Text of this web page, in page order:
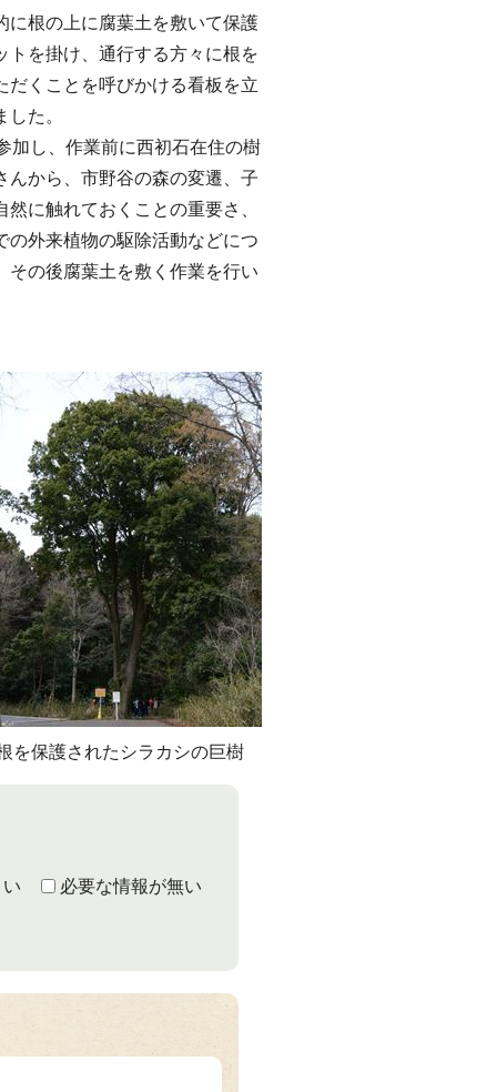
根の上に腐葉土を敷いて保護
トを掛け、通行する方々に根を
だくことを呼びかける看板を立
た。
し、作業前に西初石在住の樹
んから、市野谷の森の変遷、子
然に触れておくことの重要さ、
の外来植物の駆除活動などにつ
その後腐葉土を敷く作業を行い
を保護されたシラカシの巨樹
必要な情報が無い